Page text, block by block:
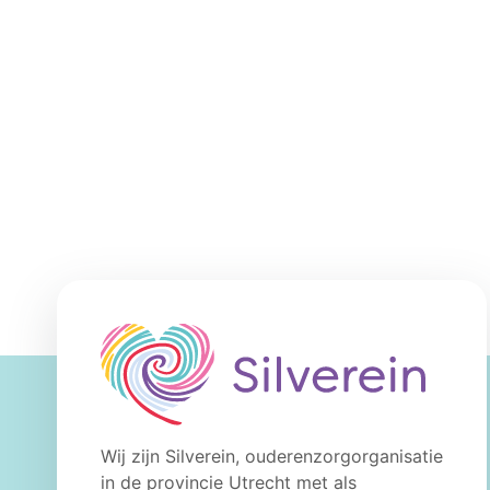
Wij zijn Silverein, ouderenzorgorganisatie
in de provincie Utrecht met als